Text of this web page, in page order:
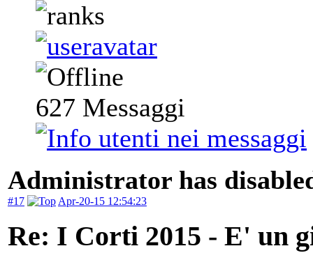
627 Messaggi
Administrator has
#17 Apr-20-15 12:54:23
Re: I Corti 2015 - E' un